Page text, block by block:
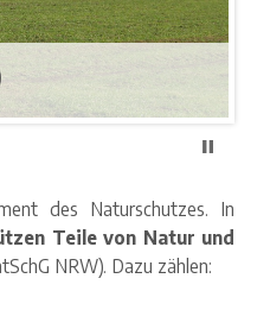
des Naturschutzes. In
Teile von Natur und
NRW). Dazu zählen: